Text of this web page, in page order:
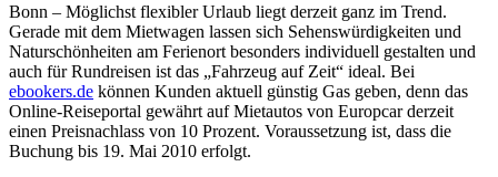
Bonn – Möglichst flexibler Urlaub liegt derzeit ganz im Trend.
Gerade mit dem Mietwagen lassen sich Sehenswürdigkeiten und
Naturschönheiten am Ferienort besonders individuell gestalten und
auch für Rundreisen ist das „Fahrzeug auf Zeit“ ideal. Bei
ebookers.de können Kunden aktuell günstig Gas geben, denn das
Online-Reiseportal gewährt auf Mietautos von Europcar derzeit
einen Preisnachlass von 10 Prozent. Voraussetzung ist, dass die
Buchung bis 19. Mai 2010 erfolgt.